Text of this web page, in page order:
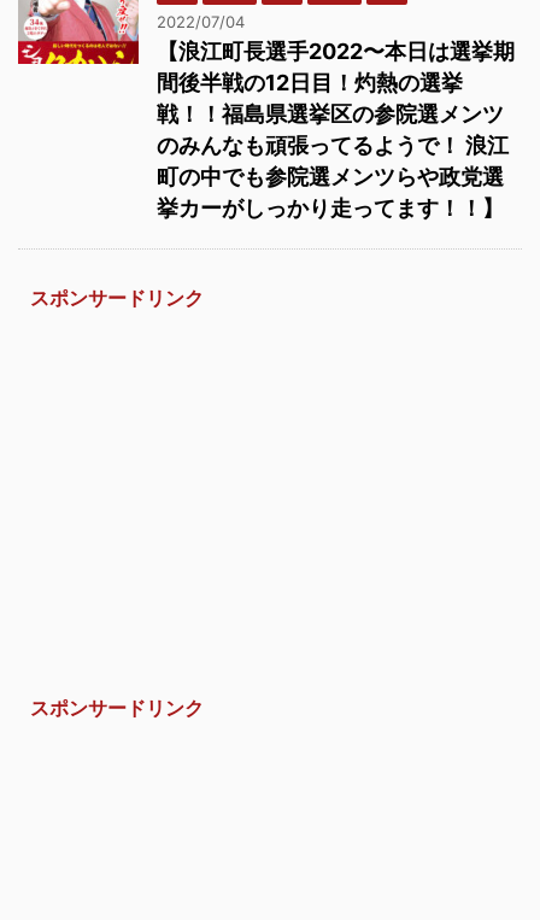
2022/07/04
【浪江町長選手2022〜本日は選挙期
間後半戦の12日目！灼熱の選挙
戦！！福島県選挙区の参院選メンツ
のみんなも頑張ってるようで！ 浪江
町の中でも参院選メンツらや政党選
挙カーがしっかり走ってます！！】
スポンサードリンク
スポンサードリンク